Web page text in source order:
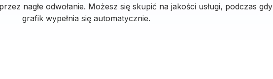
nagłe odwołanie. Możesz się skupić na jakości usługi, podczas gdy
grafik wypełnia się automatycznie.